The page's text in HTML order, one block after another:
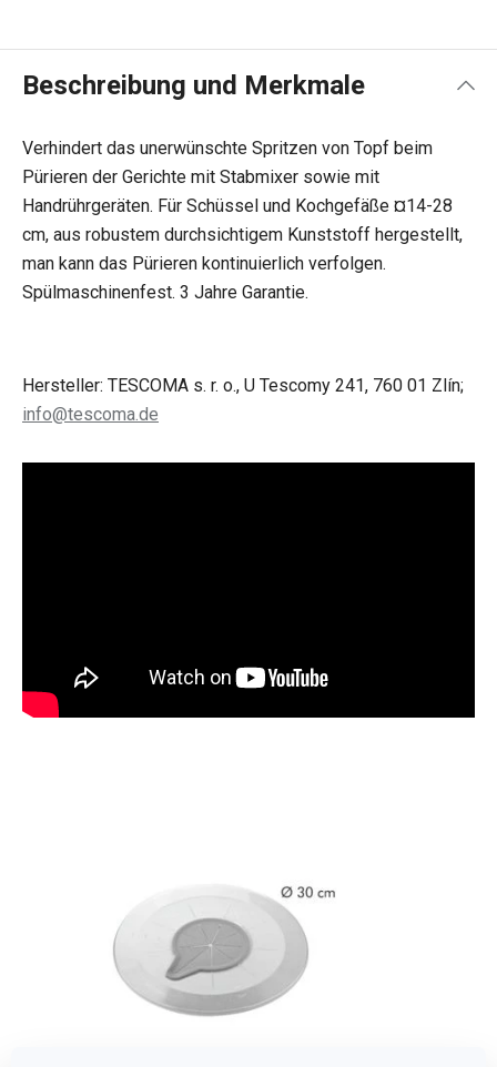
Beschreibung und Merkmale
Verhindert das unerwünschte Spritzen von Topf beim
Pürieren der Gerichte mit Stabmixer sowie mit
Handrührgeräten. Für Schüssel und Kochgefäße ¤14-28
cm, aus robustem durchsichtigem Kunststoff hergestellt,
man kann das Pürieren kontinuierlich verfolgen.
Spülmaschinenfest. 3 Jahre Garantie.
Hersteller: TESCOMA s. r. o., U Tescomy 241, 760 01 Zlín;
info@tescoma.de